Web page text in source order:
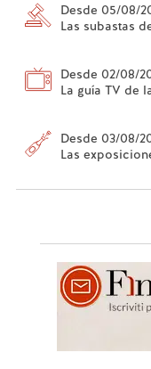
Desde 05/08/
Las subastas
Desde 02/08/
La guía TV de
Desde 03/08/
Las